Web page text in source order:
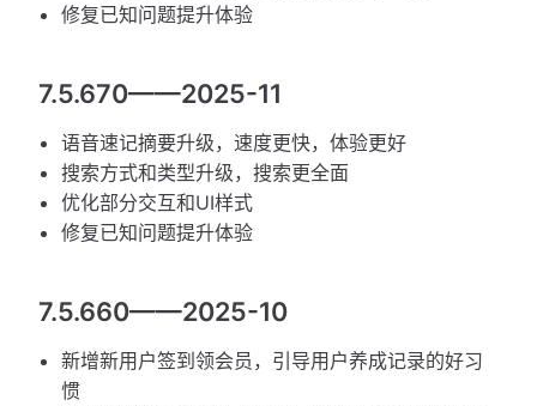
修复已知问题提升体验
7.5.670——2025-11
语音速记摘要升级，速度更快，体验更好
搜索方式和类型升级，搜索更全面
优化部分交互和UI样式
修复已知问题提升体验
7.5.660——2025-10
新增新用户签到领会员，引导用户养成记录的好习
惯